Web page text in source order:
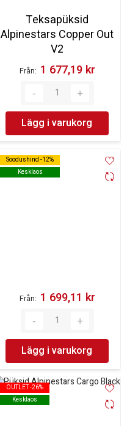
Teksapüksid
Alpinestars Copper Out
V2
Från 1 677,19 kr‎
Lägg i varukorg
Soodushind -12%
Kesklaos
Soodushind -12%
Kesklaos
Från 1 699,11 kr‎
Lägg i varukorg
OUTLET -26%
Kesklaos
OUTLET -26%
Kesklaos